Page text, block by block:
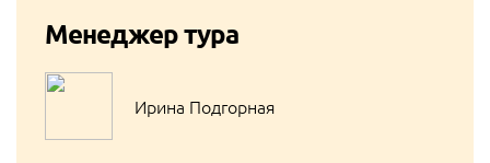
Менеджер тура
Ирина Подгорная